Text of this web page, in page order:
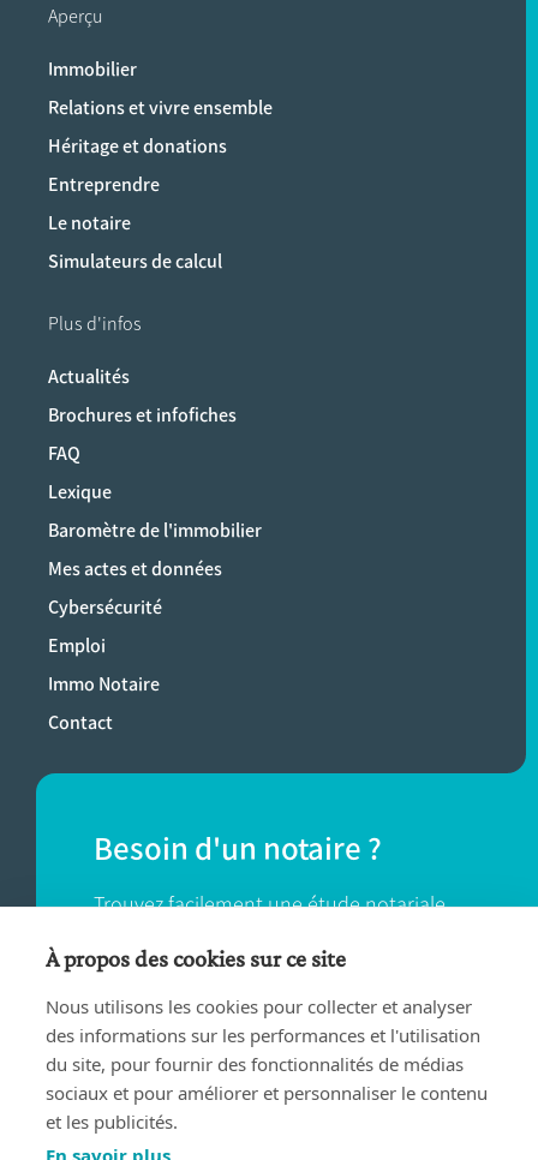
Aperçu
Immobilier
Relations et vivre ensemble
Héritage et donations
Entreprendre
Le notaire
Simulateurs de calcul
Plus d'infos
Actualités
Brochures et infofiches
FAQ
Lexique
Baromètre de l'immobilier
Mes actes et données
Cybersécurité
Emploi
Immo Notaire
Contact
Besoin d'un notaire ?
Trouvez facilement une étude notariale
près de chez vous.
TROUVER UN NOTAIRE
À propos des cookies sur ce site
Nous utilisons les cookies pour collecter et analyser
des informations sur les performances et l'utilisation
du site, pour fournir des fonctionnalités de médias
sociaux et pour améliorer et personnaliser le contenu
et les publicités.
En savoir plus